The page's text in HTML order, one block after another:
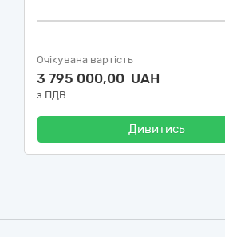
Очікувана вартість
3 795 000,00 UAH
з ПДВ
Дивитись